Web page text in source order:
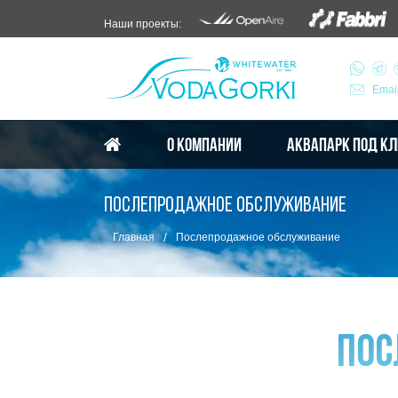
Наши проекты:
О КОМПАНИИ АКВАПАРК ПОД
ПОСЛЕПРОДАЖНОЕ ОБСЛУЖИВАНИЕ
Главная / Послепродажное обслуживание